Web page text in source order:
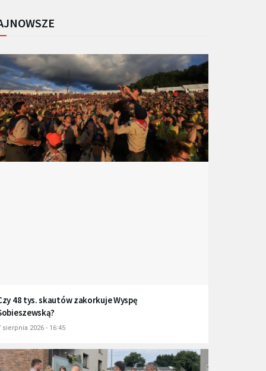
48 tys. skautów zakorkuje Wyspę
sierpnia 2026 - 16:45